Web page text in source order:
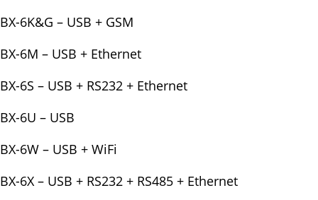
BX-6K&G – USB + GSM
BX-6M – USB + Ethernet
BX-6S – USB + RS232 + Ethernet
BX-6U – USB
BX-6W – USB + WiFi
BX-6X – USB + RS232 + RS485 + Ethernet